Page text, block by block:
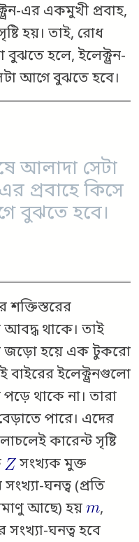
এর একমুখী প্রবাহ,
হয়। তাই, রোধ
হলে, ইলেক্ট্রন-
আগে বুঝতে হবে।
আলাদা সেটা
প্রবাহে কিসে
বুঝতে হবে।
থাকে। তাই
জড়ো হয়ে এক টুকরো
ইলেক্ট্রনগুলো
থাকে না। তারা
পারে। এদের
কারেন্ট সৃষ্টি
সংখ্যক মুক্ত
ঘনত্ব (প্রতি
আছে) হয়
,
সংখ্যা-ঘনত্ব হবে